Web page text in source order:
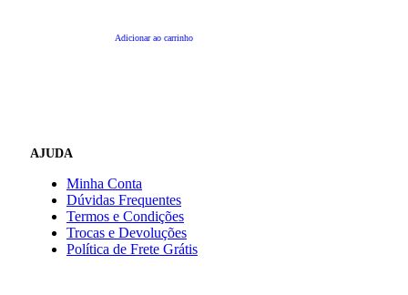
Adicionar ao carrinho
AJUDA
Minha Conta
Dúvidas Frequentes
Termos e Condições
Trocas e Devoluções
Política de Frete Grátis